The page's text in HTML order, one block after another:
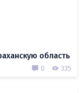
область
0 335